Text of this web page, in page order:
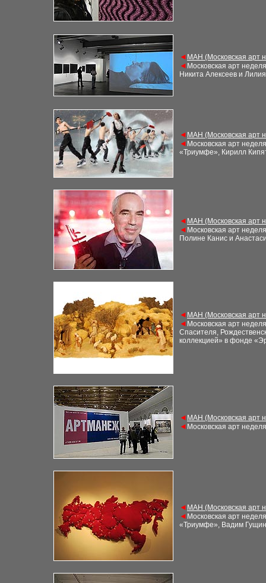
◄ МАН (Московская арт
◄ Московская арт неделя
Никита Алексеев и
◄ МАН (Московская арт
◄ Московская арт неделя
«Триумфе», Кирилл
◄ МАН (Московская арт
◄ Московская арт неделя
Полине Канис и
◄ МАН (Московская арт
◄ Московская арт неделя
Спасителя,
коллекцией» в фонде
◄ МАН (Московская арт
◄ Московская арт неделя
◄ МАН (Московская арт
◄ Московская арт неделя
«Триумфе», Вадим Гущин